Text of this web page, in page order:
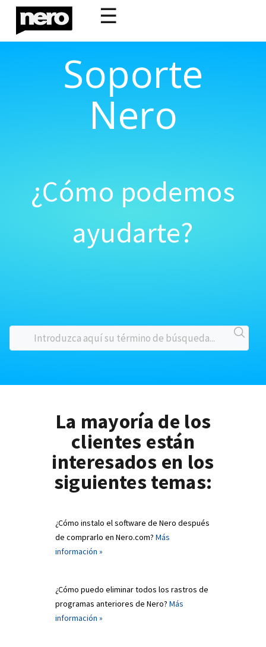
☰
Soporte
Nero
¿Cómo podemos
ayudarte?
La mayoría de los
clientes están
interesados en los
siguientes temas:
¿Cómo instalo el software de Nero después
de comprarlo en Nero.com? Más
información »
¿Cómo puedo eliminar todos los rastros de
programas anteriores de Nero? Más
información »